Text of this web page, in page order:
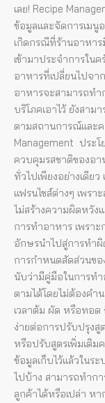
เลย! Recipe
ข้อมูลและจัดการเมนู
เกิดกรณีที่ร้านอาหาร
เข้ามาประจำการใน
อาหารที่เปลี่ยนไปจา
อาหารจะสามารถท
บริโภคเอาไว้ ยังสาม
ตามสถานการณ์และ
Management ประโ
ควบคุมรสชาติของอา
ทั่วไปเพียงอย่างเดีย
แฟรนไชส์ต่างๆ เพร
ไม่สร้างความผิดหวั
การทำอาหาร เพรา
อักษรนำไปสู่การทำ
การกำหนดสัดส่วนขอ
นับว่ามีคู่มือในการท
ตามได้โดยไม่ต้องคำ
เวลาต้ม ผัด หรือทอ
ง่ายต่อการปรับปรุงสู
หรือปรับสูตรเพิ่มเติม
ข้อมูลเก็บไว้แล้วในระ
ไปบ้าง สามารถทำกา
ลูกค้าได้หรือเปล่า ห